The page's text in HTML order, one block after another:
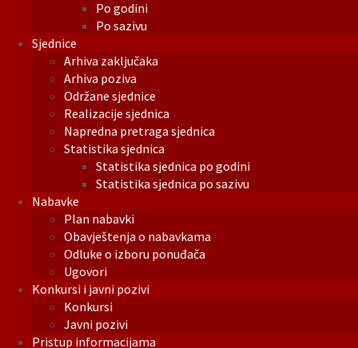
Po godini
Po sazivu
Sjednice
Arhiva zaključaka
Arhiva poziva
Održane sjednice
Realizacije sjednica
Napredna pretraga sjednica
Statistika sjednica
Statistika sjednica po godini
Statistika sjednica po sazivu
Nabavke
Plan nabavki
Obavještenja o nabavkama
Odluke o izboru ponuđača
Ugovori
Konkursi i javni pozivi
Konkursi
Javni pozivi
Pristup informacijama